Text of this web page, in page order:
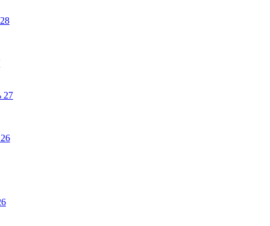
28
27
26